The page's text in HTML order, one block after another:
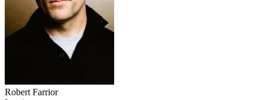
Robert Farrior